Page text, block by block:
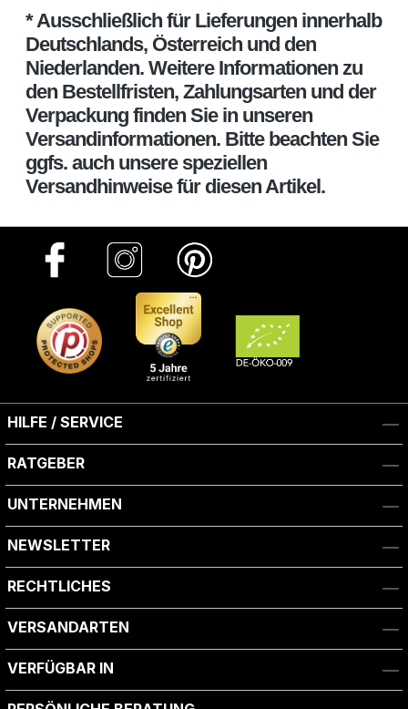
* Ausschließlich für Lieferungen innerhalb
Deutschlands, Österreich und den
Niederlanden. Weitere Informationen zu
den Bestellfristen, Zahlungsarten und der
Verpackung finden Sie in unseren
Versandinformationen. Bitte beachten Sie
ggfs. auch unsere speziellen
Versandhinweise für diesen Artikel.
HILFE / SERVICE
RATGEBER
UNTERNEHMEN
NEWSLETTER
RECHTLICHES
VERSANDARTEN
VERFÜGBAR IN